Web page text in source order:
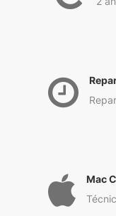
Mac